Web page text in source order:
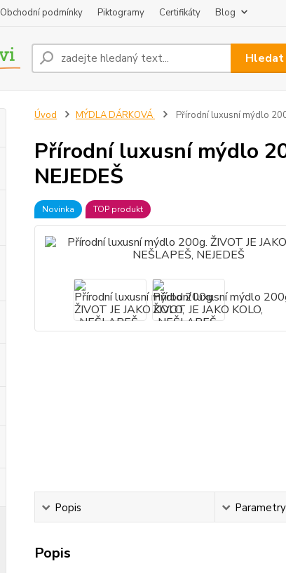
Obchodní podmínky Piktogramy Certifikáty Blog
Hledat
Úvod MÝDLA DÁRKOVÁ Přírodní luxusní mýdlo
Přírodní luxusní mýdlo
NEJEDEŠ
Novinka TOP produkt
Popis Parametry
Popis